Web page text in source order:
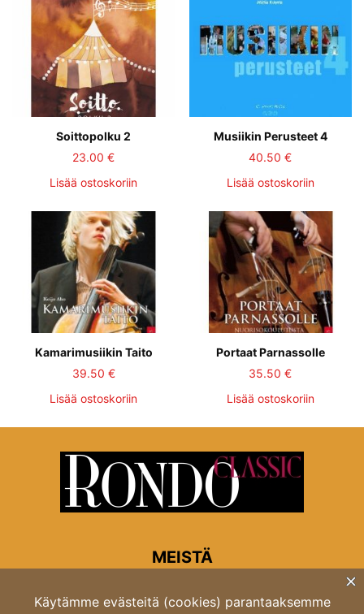
Soittopolku 2
23.00€
Lisää ostoskoriin
Musiikin Perusteet 4
40.50€
Lisää ostoskoriin
Kamarimusiikin Taito
39.50 €
Lisää ostoskoriin
Portaat Parnassolle
35.50€
Lisää ostoskoriin
MEISTÄ
Rondon toimitus